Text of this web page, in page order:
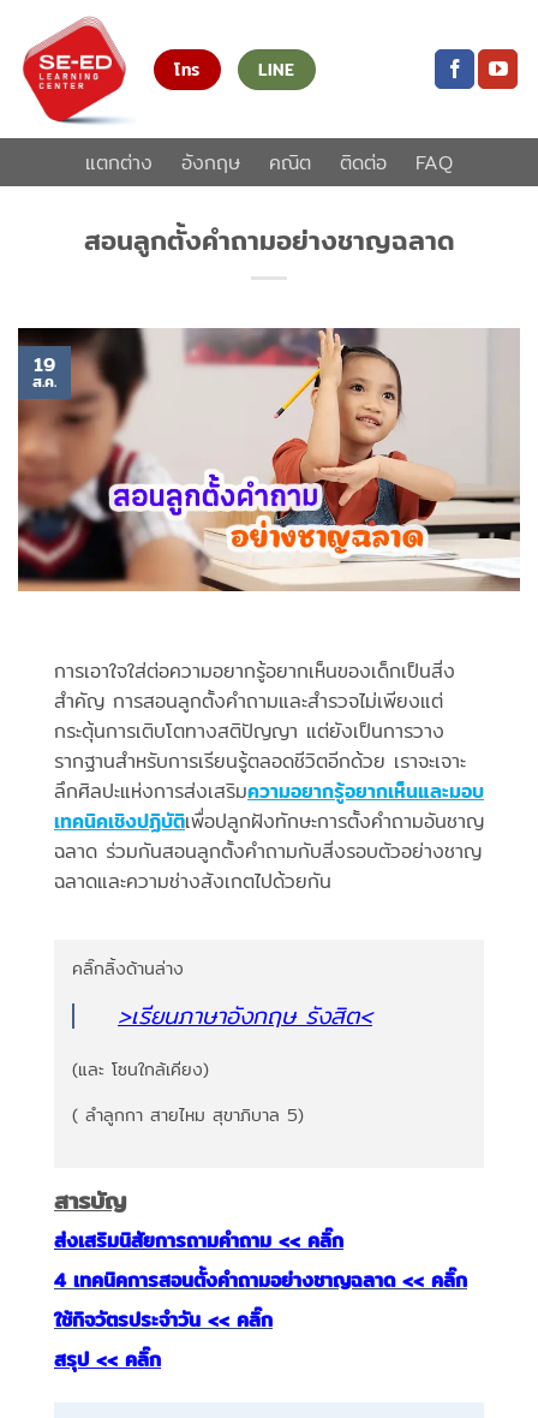
ยัง
เนื้อหา
โทร LINE
แตกต่าง อังกฤษ คณิต ติดต่อ FAQ
สอนลูกตั้งคำถามอย่างชาญฉลาด
19
ส.ค.
การเอาใจใส่ต่อความอยากรู้อยากเห็นของเด็กเป็นสิ่ง
สำคัญ การสอนลูกตั้งคำถามและสำรวจไม่เพียงแต่
กระตุ้นการเติบโตทางสติปัญญา แต่ยังเป็นการวาง
รากฐานสำหรับการเรียนรู้ตลอดชีวิตอีกด้วย เราจะเจาะ
ลึกศิลปะแห่งการส่งเสริมความอยากรู้อยากเห็นและมอบ
เทคนิคเชิงปฏิบัติเพื่อปลูกฝังทักษะการตั้งคำถามอันชาญ
ฉลาด ร่วมกันสอนลูกตั้งคำถามกับสิ่งรอบตัวอย่างชาญ
ฉลาดและความช่างสังเกตไปด้วยกัน
คลิ๊กลิ้งด้านล่าง
>เรียนภาษาอังกฤษ รังสิต<
(และ โซนใกล้เคียง)
( ลำลูกกา สายไหม สุขาภิบาล 5)
สารบัญ
ส่งเสริมนิสัยการถามคำถาม << คลิ๊ก
4 เทคนิคการสอนตั้งคำถามอย่างชาญฉลาด << คลิ๊ก
ใช้กิจวัตรประจำวัน << คลิ๊ก
สรุป << คลิ๊ก